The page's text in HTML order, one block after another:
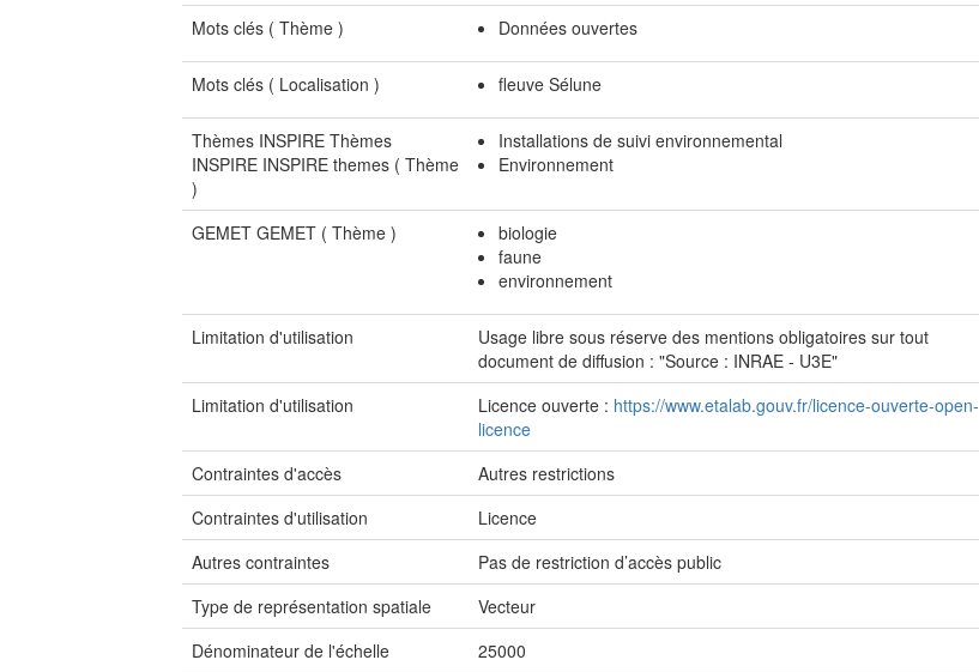
Mots clés ( Thème ) Données ouvertes
Mots clés ( Localisation ) fleuve Sélune
Thèmes INSPIRE Thèmes
INSPIRE INSPIRE themes ( Thème
)
Installations de suivi environnemental
Environnement
GEMET GEMET ( Thème )
biologie
faune
environnement
Limitation d'utilisation
Usage libre sous réserve des mentions obligatoires sur tout
document de diffusion : "Source : INRAE - U3E"
Limitation d'utilisation
Licence ouverte : https://www.etalab.gouv.fr/licence-ouverte-open-
licence
Contraintes d'accès
Autres restrictions
Contraintes d'utilisation
Licence
Autres contraintes
Pas de restriction d’accès public
Type de représentation spatiale
Vecteur
Dénominateur de l'échelle
25000